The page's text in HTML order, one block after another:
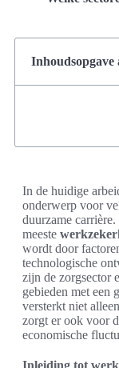
Inhoudsopgave
In de huidige
onderwerp voor
duurzame
meeste
wordt door
technologische
zijn de zorgsector
gebieden met een
versterkt niet
zorgt er ook voor
economische
Inleiding tot